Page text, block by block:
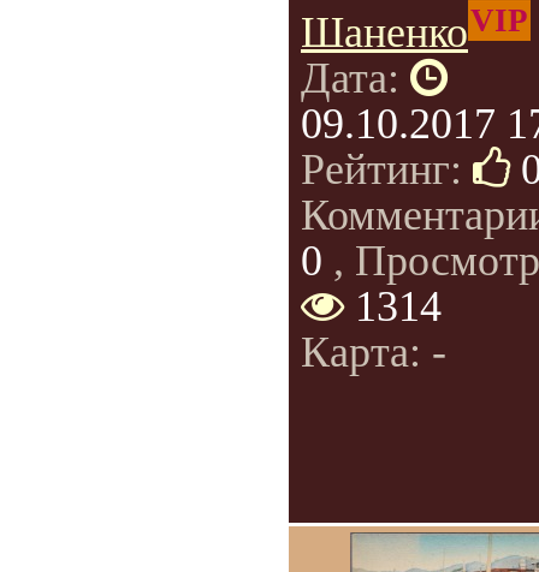
ШаненкоVIP
Дата:
09.10.2017
Рейтинг:
0 ,
1314
Карта: -